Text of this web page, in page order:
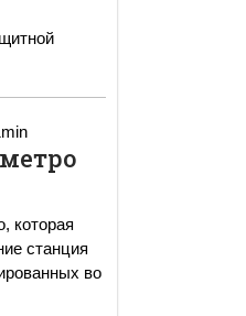
которая
станция
во